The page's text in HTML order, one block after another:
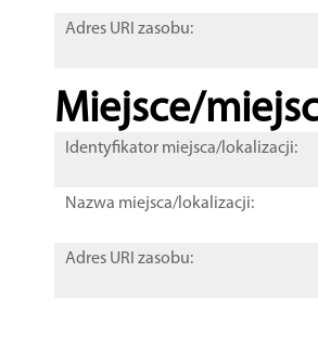
Adres URI zasobu:
Miejsce/
Identyfikator miejsca/lokalizacji:
Nazwa miejsca/lokalizacji:
Adres URI zasobu: